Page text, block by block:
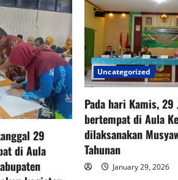
29
di Aula
Uncategorized
Pada hari Kamis,
bertempat di Aula
dilaksanakan
Tahunan
January 29, 2026